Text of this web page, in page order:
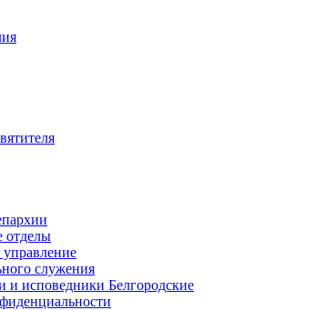
отделы
служения
и исповедники Белгородские